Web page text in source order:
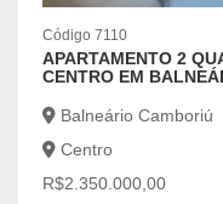
Código 7110
APARTAMENTO 2
CENTRO EM
Balneário Camboriú
Centro
R$2.350.000,00